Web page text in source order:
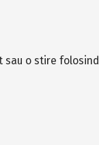
sau o stire folosind